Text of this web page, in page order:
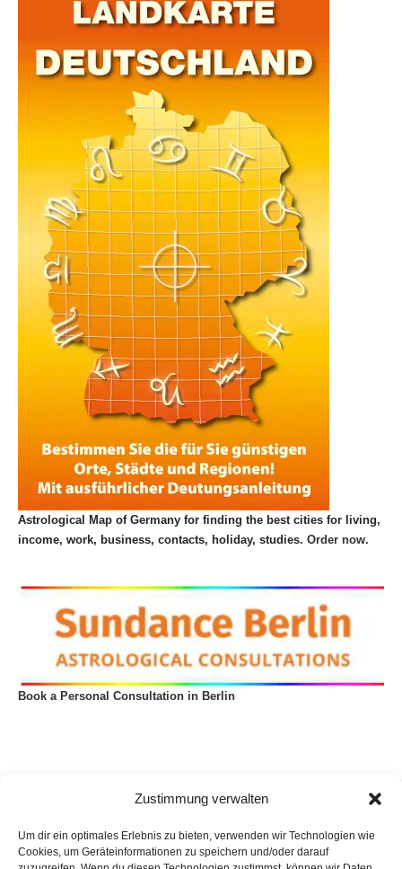
Zustimmung verwalten
Um dir ein optimales Erlebnis zu bieten, verwenden wir Technologien wie
Cookies, um Geräteinformationen zu speichern und/oder darauf
Astrological Map of Germany for finding the best cities for living,
income, work, business, contacts, holiday, studies. Order now.
Book a Personal Consultation in Berlin